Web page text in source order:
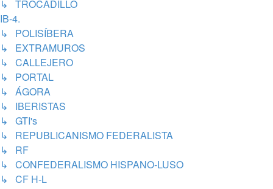
↳ TROCADILLO
IB-4.
↳ POLISÍBERA
↳ EXTRAMUROS
↳ CALLEJERO
↳ PORTAL
↳ ÁGORA
↳ IBERISTAS
↳ GTI's
↳ REPUBLICANISMO FEDERALISTA
↳ RF
↳ CONFEDERALISMO HISPANO-LUSO
↳ CF H-L